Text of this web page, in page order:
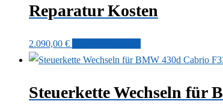
Reparatur Kosten
2.090,00 €
Steuerkette Wechseln für